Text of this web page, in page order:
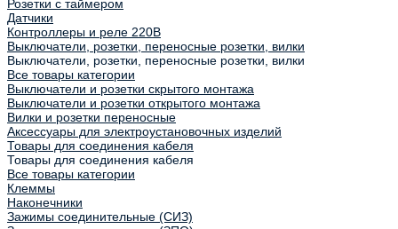
Розетки с таймером
Датчики
Контроллеры и реле 220В
Выключатели, розетки, переносные розетки, вилки
Выключатели, розетки, переносные розетки, вилки
Все товары категории
Выключатели и розетки скрытого монтажа
Выключатели и розетки открытого монтажа
Вилки и розетки переносные
Аксессуары для электроустановочных изделий
Товары для соединения кабеля
Товары для соединения кабеля
Все товары категории
Клеммы
Наконечники
Зажимы соединительные (СИЗ)